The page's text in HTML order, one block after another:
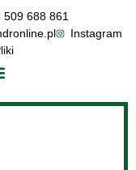
509 688 861
Instagram